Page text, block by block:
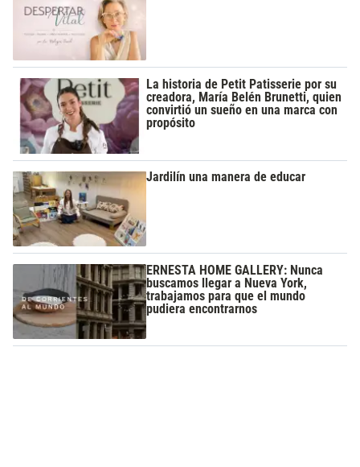
La historia de Petit Patisserie por su
creadora, María Belén Brunetti, quien
convirtió un sueño en una marca con
propósito
Jardilín una manera de educar
ERNESTA HOME GALLERY: Nunca
buscamos llegar a Nueva York,
trabajamos para que el mundo
pudiera encontrarnos